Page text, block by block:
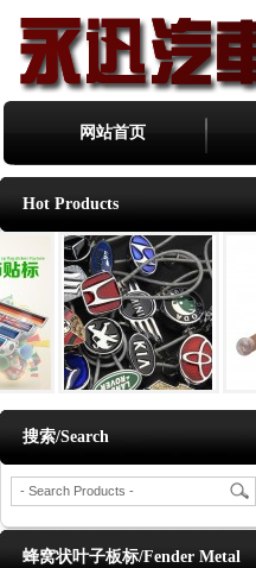
网站首页
Hot Products
搜索/Search
蜂窝状叶子板标/Fender Metal